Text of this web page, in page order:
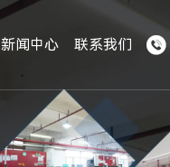
新闻中心 联系我们 